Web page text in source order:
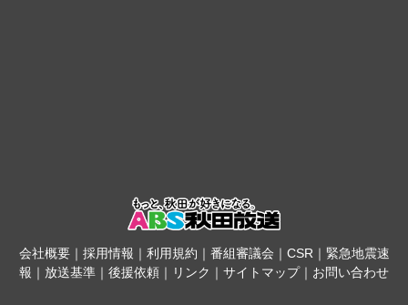
会社概要｜ 採用情報 ｜ 利用規約 ｜ 番組審議会 ｜ CSR ｜ 緊急地震速
報 ｜ 放送基準 ｜ 後援依頼 ｜ リンク ｜ サイトマップ｜ お問い合わせ